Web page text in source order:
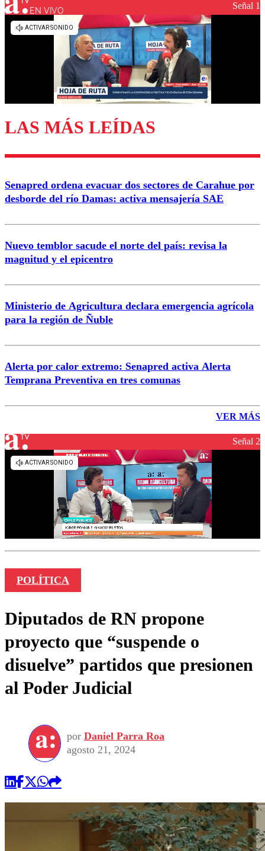
Los comentarios son moderados para garantizar un
diálogo respetuoso.
Enviar comentario
EN VIVO Señal 1
LAS MÁS LEÍDAS
Senapred ordena evacuar dos sectores de Carahue por
desborde del río Damas: activa mensajería SAE
Nuevo temblor sacude el norte del país: revisa la
magnitud y el epicentro
Ministerio de Agricultura declara emergencia agrícola
para la región de Ñuble
Alerta por calor extremo: Senapred activa Alerta
Temprana Preventiva en tres comunas
VER MÁS
Señal 2
POLÍTICA
Diputados de RN propone
proyecto que “suspende o
disuelve” partidos que presionen
al Poder Judicial
por Daniel Parra Roa
agosto 21, 2024